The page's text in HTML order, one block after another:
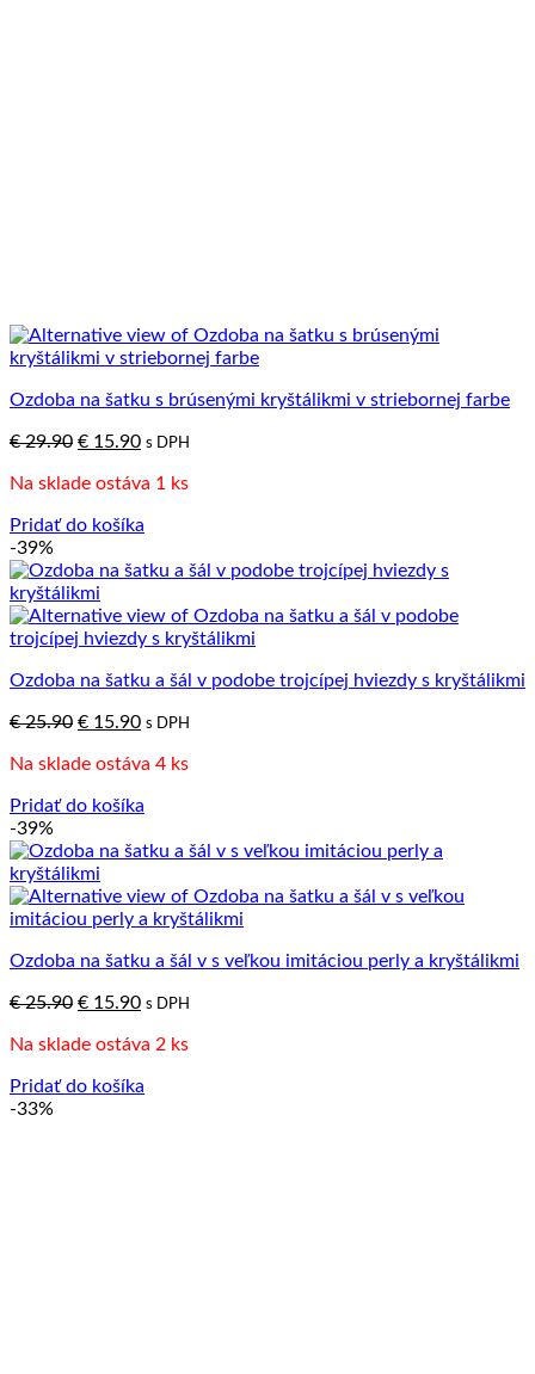
Ozdoba na šatku s brúsenými kryštálikmi v striebornej farbe
€29.90 Pôvodná
bola:
€ 15.90Aktuálna
je:
s DPH
Na sklade ostáva 1 ks
Pridať do košíka
-39%
Ozdoba na šatku a šál v podobe trojcípej hviezdy s kryštálikmi
€25.90 Pôvodná
bola:
€ 15.90Aktuálna
je:
s DPH
Na sklade ostáva 4 ks
Pridať do košíka
-39%
Ozdoba na šatku a šál v s veľkou imitáciou perly a kryštálikmi
€25.90 Pôvodná
bola:
€ 15.90Aktuálna
je:
s DPH
Na sklade ostáva 2 ks
Pridať do košíka
-33%